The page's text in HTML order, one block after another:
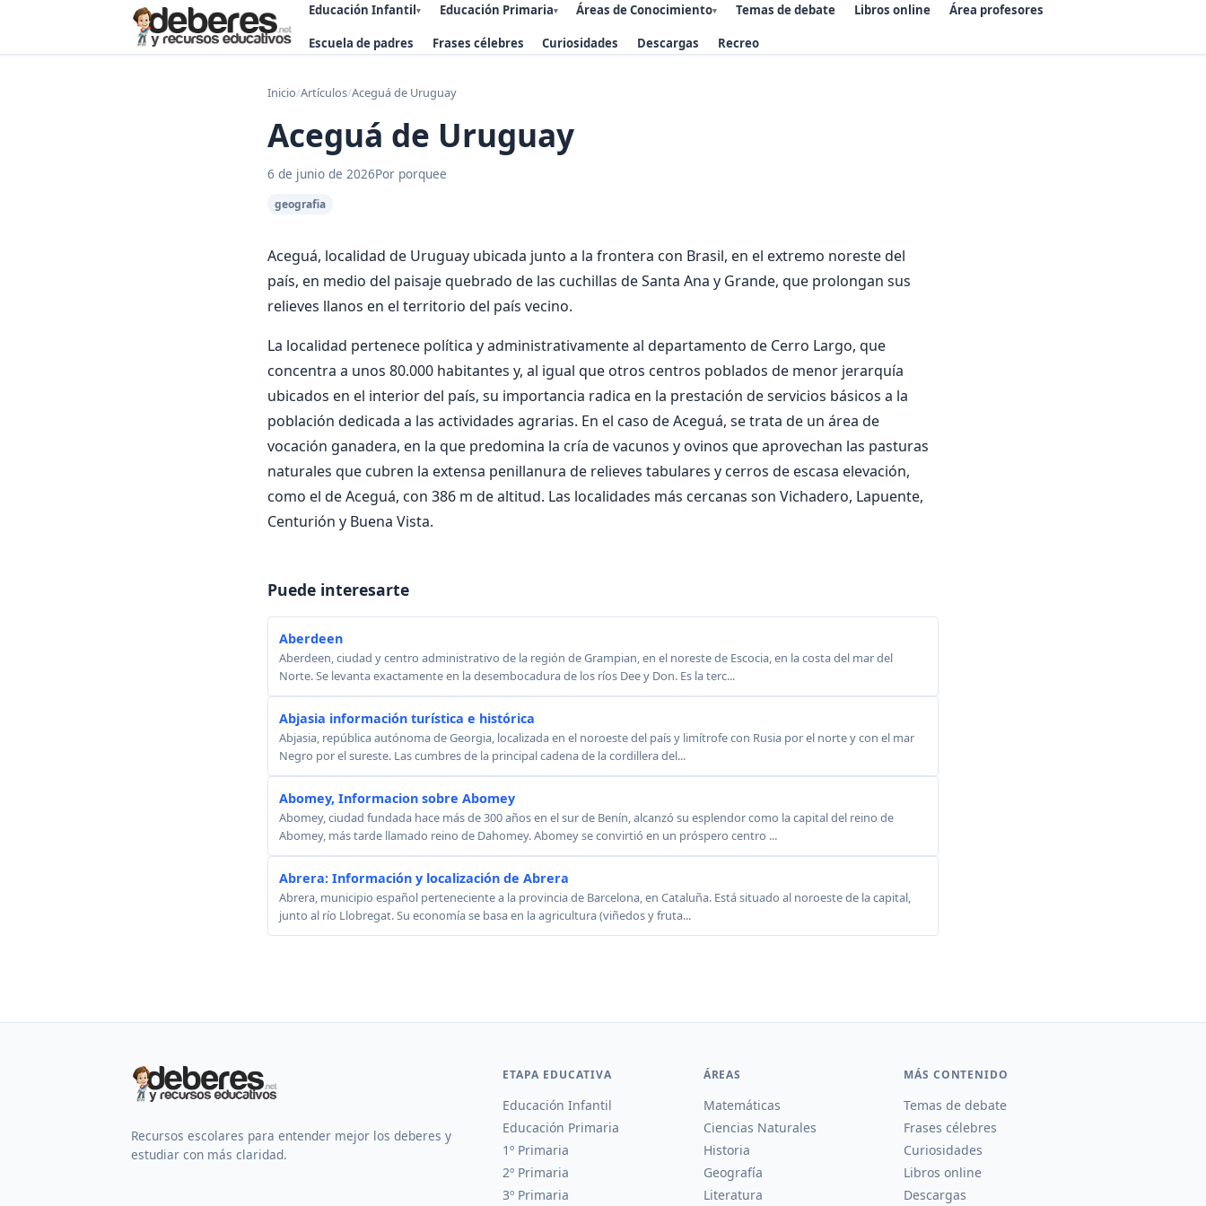
Educación Infantil▾ Educación Primaria▾ Áreas de Conocimiento▾ Temas de debate Libros online Área profesores
Escuela de padres Frases célebres Curiosidades Descargas Recreo
Inicio/Artículos/Aceguá de Uruguay
Aceguá de Uruguay
6 de junio de 2026Por porquee
geografia
Aceguá, localidad de Uruguay ubicada junto a la frontera con Brasil, en el extremo noreste del
país, en medio del paisaje quebrado de las cuchillas de Santa Ana y Grande, que prolongan sus
relieves llanos en el territorio del país vecino.
La localidad pertenece política y administrativamente al departamento de Cerro Largo, que
concentra a unos 80.000 habitantes y, al igual que otros centros poblados de menor jerarquía
ubicados en el interior del país, su importancia radica en la prestación de servicios básicos a la
población dedicada a las actividades agrarias. En el caso de Aceguá, se trata de un área de
vocación ganadera, en la que predomina la cría de vacunos y ovinos que aprovechan las pasturas
naturales que cubren la extensa penillanura de relieves tabulares y cerros de escasa elevación,
como el de Aceguá, con 386 m de altitud. Las localidades más cercanas son Vichadero, Lapuente,
Centurión y Buena Vista.
Puede interesarte
Aberdeen
Aberdeen, ciudad y centro administrativo de la región de Grampian, en el noreste de Escocia, en la costa del mar del
Norte. Se levanta exactamente en la desembocadura de los ríos Dee y Don. Es la terc...
Abjasia información turística e histórica
Abjasia, república autónoma de Georgia, localizada en el noroeste del país y limítrofe con Rusia por el norte y con el mar
Negro por el sureste. Las cumbres de la principal cadena de la cordillera del...
Abomey, Informacion sobre Abomey
Abomey, ciudad fundada hace más de 300 años en el sur de Benín, alcanzó su esplendor como la capital del reino de
Abomey, más tarde llamado reino de Dahomey. Abomey se convirtió en un próspero centro ...
Abrera: Información y localización de Abrera
Abrera, municipio español perteneciente a la provincia de Barcelona, en Cataluña. Está situado al noroeste de la capital,
junto al río Llobregat. Su economía se basa en la agricultura (viñedos y fruta...
Recursos escolares para entender mejor los deberes y
estudiar con más claridad.
ETAPA EDUCATIVA
Educación Infantil
Educación Primaria
1º Primaria
2º Primaria
3º Primaria
ÁREAS
Matemáticas
Ciencias Naturales
Historia
Geografía
Literatura
MÁS CONTENIDO
Temas de debate
Frases célebres
Curiosidades
Libros online
Descargas